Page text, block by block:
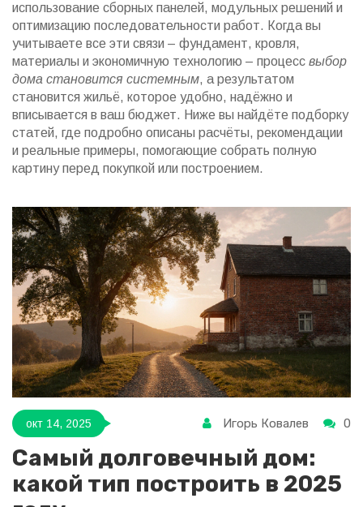
использование сборных панелей, модульных решений и
оптимизацию последовательности работ. Когда вы
учитываете все эти связи – фундамент, кровля,
материалы и экономичную технологию – процесс выбор
дома становится системным, а результатом
становится жильё, которое удобно, надёжно и
вписывается в ваш бюджет. Ниже вы найдёте подборку
статей, где подробно описаны расчёты, рекомендации
и реальные примеры, помогающие собрать полную
картину перед покупкой или построением.
окт 14, 2025 Игорь Ковалев 0
Самый долговечный дом:
какой тип построить в 2025